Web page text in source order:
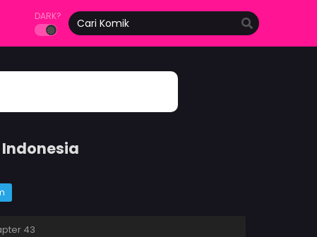
DARK?
Indonesia
43